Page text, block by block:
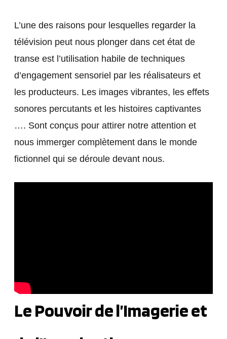
L’une des raisons pour lesquelles regarder la
télévision peut nous plonger dans cet état de
transe est l’utilisation habile de techniques
d’engagement sensoriel par les réalisateurs et
les producteurs. Les images vibrantes, les effets
sonores percutants et les histoires captivantes
…. Sont conçus pour attirer notre attention et
nous immerger complètement dans le monde
fictionnel qui se déroule devant nous.
Le Pouvoir de l’Imagerie et